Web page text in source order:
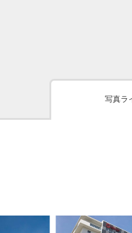
写真ラ